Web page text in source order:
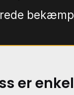
er enkel